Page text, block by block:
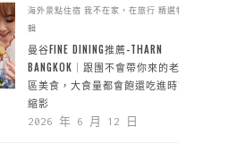
海外景點住宿 我不在家，在旅行 精選特
輯
曼谷FINE DINING推薦-THARN
BANGKOK｜跟團不會帶你來的老城
區美食，大食量都會飽還吃進時空
縮影
2026 年 6 月 12 日